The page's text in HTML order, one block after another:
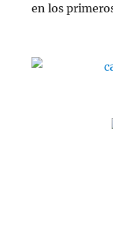
en los